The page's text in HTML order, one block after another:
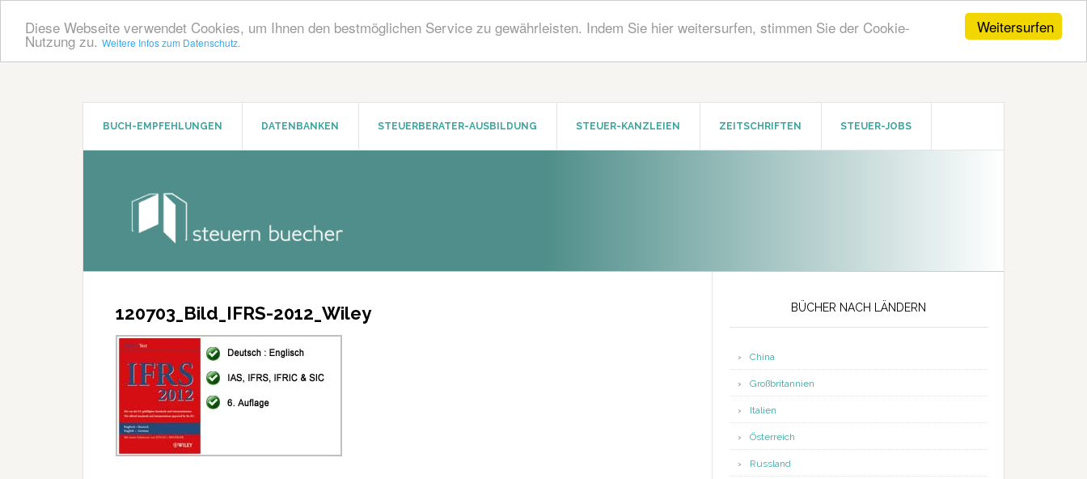
Weitersurfen
Diese Webseite verwendet Cookies, um Ihnen den bestmöglichen Service zu gewährleisten. Indem Sie hier weitersurfen, stimmen Sie der Cookie-
Nutzung zu. Weitere Infos zum Datenschutz.
Zum
Zur
BUCH-EMPFEHLUNGEN DATENBANKEN STEUERBERATER-AUSBILDUNG STEUER-KANZLEIEN ZEITSCHRIFTEN STEUER-JOBS
120703_Bild_IFRS-2012_Wiley BÜCHER NACH LÄNDERN
China
Großbritannien
Italien
Österreich
Russland